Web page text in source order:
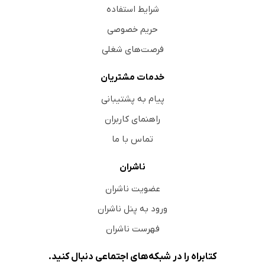
شرایط استفاده
حریم خصوصی
فرصت‌های شغلی
خدمات مشتریان
پیام به پشتیبانی
راهنمای کاربران
تماس با ما
ناشران
عضویت ناشران
ورود به پنل ناشران
فهرست ناشران
کتابراه را در شبکه‌های اجتماعی دنبال کنید.